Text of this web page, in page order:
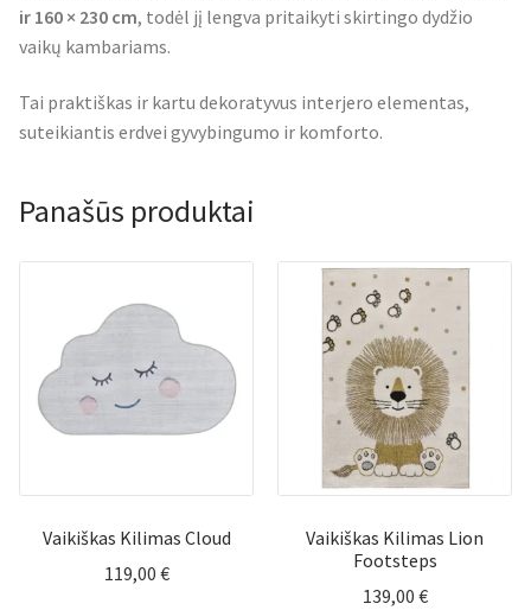
ir 160 × 230 cm, todėl jį lengva pritaikyti skirtingo dydžio
vaikų kambariams.
Tai praktiškas ir kartu dekoratyvus interjero elementas,
suteikiantis erdvei gyvybingumo ir komforto.
Panašūs produktai
Vaikiškas Kilimas Cloud
119,00 €
Vaikiškas Kilimas Lion
Footsteps
139,00 €